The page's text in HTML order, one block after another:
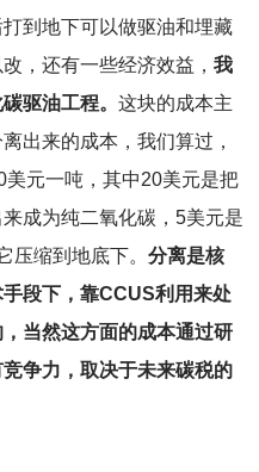
到地下可以做驱油和埋藏
，还有一些经济效益， 我
驱油工程。 这块的成本主
出来的成本，我们算过，
元一吨，其中20美元是把
成为纯二氧化碳，5美元是
压缩到地底下。 分离是核
段下，靠CCUS利用来处
当然这方面的成本通过研
争力，取决于未来碳税的